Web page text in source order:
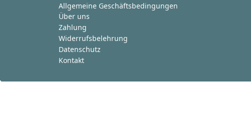
Allgemeine Geschäftsbedingungen
Über uns
Zahlung
Widerrufsbelehrung
Datenschutz
Kontakt